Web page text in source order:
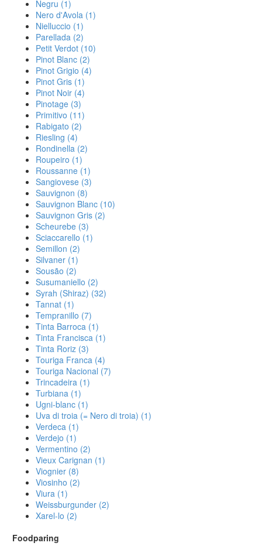
Negru (1)
Nero d'Avola (1)
Nielluccio (1)
Parellada (2)
Petit Verdot (10)
Pinot Blanc (2)
Pinot Grigio (4)
Pinot Gris (1)
Pinot Noir (4)
Pinotage (3)
Primitivo (11)
Rabigato (2)
Riesling (4)
Rondinella (2)
Roupeiro (1)
Roussanne (1)
Sangiovese (3)
Sauvignon (8)
Sauvignon Blanc (10)
Sauvignon Gris (2)
Scheurebe (3)
Sciaccarello (1)
Semillon (2)
Silvaner (1)
Sousão (2)
Susumaniello (2)
Syrah (Shiraz) (32)
Tannat (1)
Tempranillo (7)
Tinta Barroca (1)
Tinta Francisca (1)
Tinta Roriz (3)
Touriga Franca (4)
Touriga Nacional (7)
Trincadeira (1)
Turbiana (1)
Ugni-blanc (1)
Uva di troia (= Nero di troia) (1)
Verdeca (1)
Verdejo (1)
Vermentino (2)
Vieux Carignan (1)
Viognier (8)
Viosinho (2)
Viura (1)
Weissburgunder (2)
Xarel-lo (2)
Foodparing